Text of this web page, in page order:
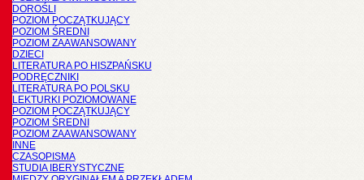
DOROŚLI
POZIOM POCZĄTKUJĄCY
POZIOM ŚREDNI
POZIOM ZAAWANSOWANY
DZIECI
LITERATURA PO HISZPAŃSKU
PODRĘCZNIKI
LITERATURA PO POLSKU
LEKTURKI POZIOMOWANE
POZIOM POCZĄTKUJĄCY
POZIOM ŚREDNI
POZIOM ZAAWANSOWANY
INNE
CZASOPISMA
STUDIA IBERYSTYCZNE